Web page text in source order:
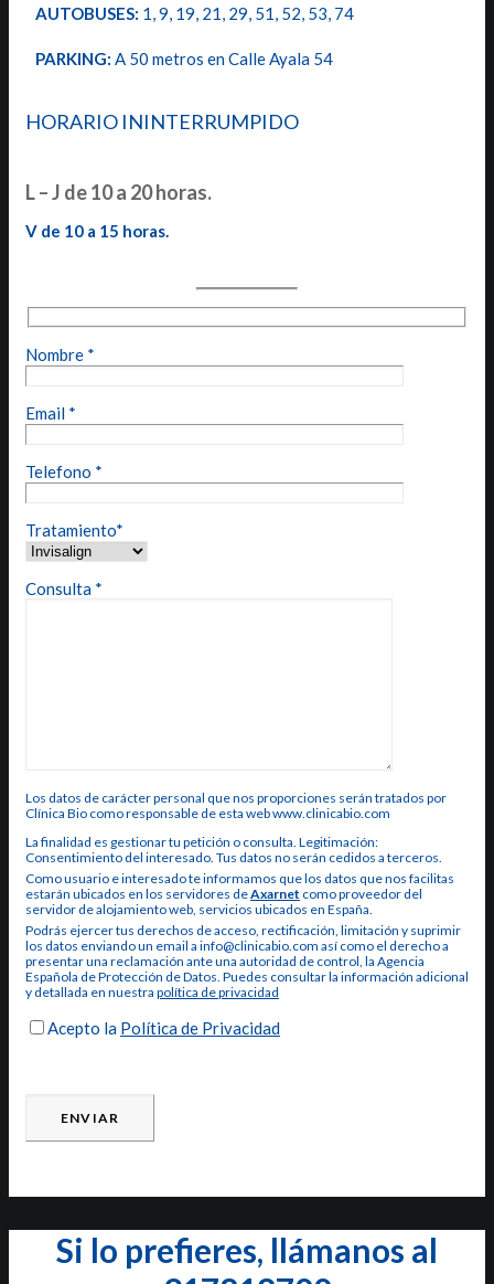
AUTOBUSES: 1, 9, 19, 21, 29, 51, 52, 53, 74
PARKING: A 50 metros en Calle Ayala 54
HORARIO ININTERRUMPIDO
L – J de 10 a 20 horas.
V de 10 a 15 horas.
Nombre *
Email *
Telefono *
Tratamiento*
Consulta *
Los datos de carácter personal que nos proporciones serán tratados por
Clínica Bio como responsable de esta web www.clinicabio.com
La finalidad es gestionar tu petición o consulta. Legitimación:
Consentimiento del interesado. Tus datos no serán cedidos a terceros.
Como usuario e interesado te informamos que los datos que nos facilitas
estarán ubicados en los servidores deAxarnet como proveedor del
servidor de alojamiento web, servicios ubicados en España.
Podrás ejercer tus derechos de acceso, rectificación, limitación y suprimir
los datos enviando un email a info@clinicabio.com así como el derecho a
presentar una reclamación ante una autoridad de control, la Agencia
Española de Protección de Datos. Puedes consultar la información adicional
y detallada en nuestra política de privacidad
Acepto la Política de Privacidad
Si lo prefieres, llámanos al